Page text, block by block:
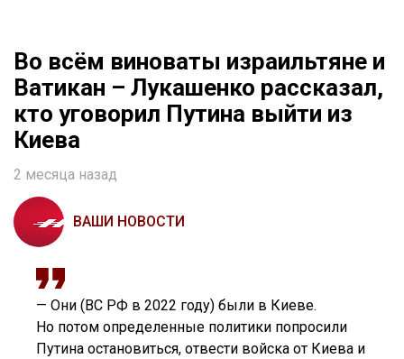
Во всём виноваты израильтяне и
Ватикан – Лукашенко рассказал,
кто уговорил Путина выйти из
Киева
2 месяца назад
ВАШИ НОВОСТИ
— Они (ВС РФ в 2022 году) были в Киеве.
Но потом определенные политики попросили
Путина остановиться, отвести войска от Киева и